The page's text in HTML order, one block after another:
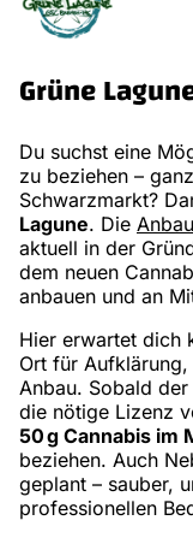
Grüne
Du suchst eine
zu beziehen –
Schwarzmarkt?
Lagune. Die
aktuell in der
dem neuen
anbauen und an
Hier erwartet dich
Ort für
Anbau. Sobald
die nötige Lizenz
50 g Cannabis im
beziehen. Auch
geplant – sauber,
professionellen